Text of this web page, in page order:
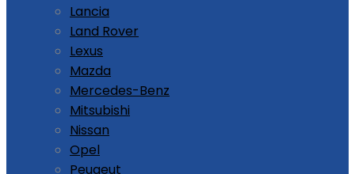
Lancia
Land Rover
Lexus
Mazda
Mercedes-Benz
Mitsubishi
Nissan
Opel
Peugeut